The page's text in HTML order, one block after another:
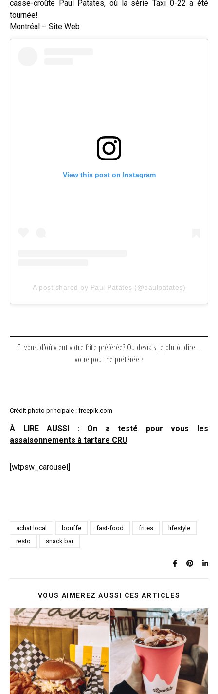
casse-croûte Paul Patates, où la série Taxi 0-22 a été
tournée!
Montréal – Site Web
View this post on Instagram
A post shared by Paul Patates (@paulpatates)
Et vous, d’où vient votre frite préférée? Ou devrais-je plutôt dire…
votre poutine préférée!?
Crédit photo principale : freepik.com
À LIRE AUSSI : On a testé pour vous les
assaisonnements à tartare CRU
[wtpsw_carousel]
achat local bouffe fast-food frites
lifestyle
resto
snack bar
VOUS AIMEREZ AUSSI CES ARTICLES